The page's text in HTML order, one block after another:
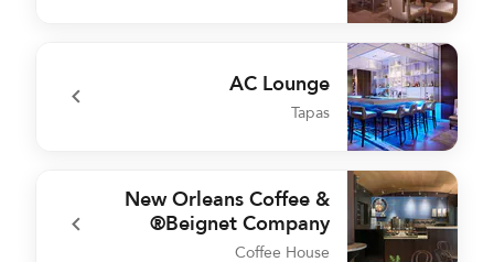
undefined AC Kitchen
AC Lounge
Tapas
undefined AC Lounge
New Orleans Coffee &
Beignet Company®
Coffee House